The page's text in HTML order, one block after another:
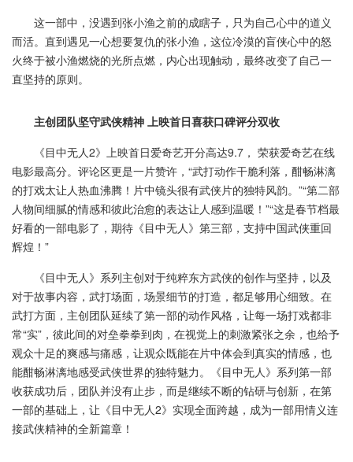
这一部中，没遇到张小渔之前的成瞎子，只为自己心中的道义
而活。直到遇见一心想要复仇的张小渔，这位冷漠的盲侠心中的怒
火终于被小渔燃烧的光所点燃，内心出现触动，最终改变了自己一
直坚持的原则。
主创团队坚守武侠精神 上映首日喜获口碑评分双收
《目中无人2》上映首日爱奇艺开分高达9.7， 荣获爱奇艺在线
电影最高分。评论区更是一片赞许，“武打动作干脆利落，酣畅淋漓
的打戏太让人热血沸腾！片中镜头很有武侠片的独特风韵。”“第二部
人物间细腻的情感和彼此治愈的表达让人感到温暖！”“这是春节档最
好看的一部电影了，期待《目中无人》第三部，支持中国武侠重回
辉煌！”
《目中无人》系列主创对于纯粹东方武侠的创作与坚持，以及
对于故事内容，武打场面，场景细节的打造，都足够用心细致。在
武打方面，主创团队延续了第一部的动作风格，让每一场打戏都非
常“实”，彼此间的对垒拳拳到肉，在视觉上的刺激紧张之余，也给予
观众十足的爽感与痛感，让观众既能在片中体会到真实的情感，也
能酣畅淋漓地感受武侠世界的独特魅力。《目中无人》系列第一部
收获成功后，团队并没有止步，而是继续不断的钻研与创新，在第
一部的基础上，让《目中无人2》实现全面跨越，成为一部用情义连
接武侠精神的全新篇章！